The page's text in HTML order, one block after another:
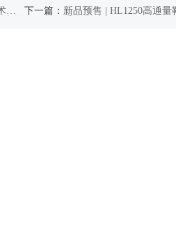
研
下一篇： 新品预售 | HL1250高通